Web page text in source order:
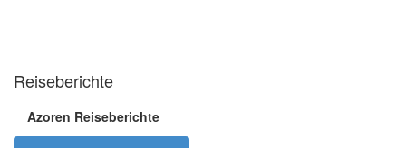
Reiseberichte
Azoren Reiseberichte